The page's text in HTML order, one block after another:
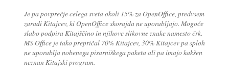
Je pa povprečje celega sveta okoli 15% za OpenOffice, predvsem
zaradi Kitajcev, ki OpenOffice skorajda ne uporabljajo. Mogoče
slabo podpira Kitajščino in njihove slikovne znake namesto črk.
MS Office je tako prepričal 70% Kitajcev, 30% Kitajcev pa sploh
ne uporablja nobenega pisarniškega paketa ali pa imajo kakšen
neznan Kitajski program.